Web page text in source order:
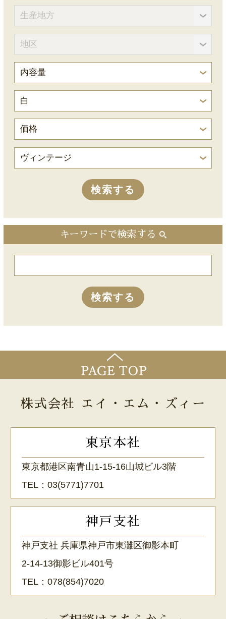
キーワードで検索する
株式会社 エイ・エム・ズィー
東京本社
東京都港区南青山1-15-16山城ビル3階
TEL：03(5771)7701
神戸支社
神戸支社 兵庫県神戸市東灘区御影本町
2-14-13御影ビル401号
TEL：078(854)7020